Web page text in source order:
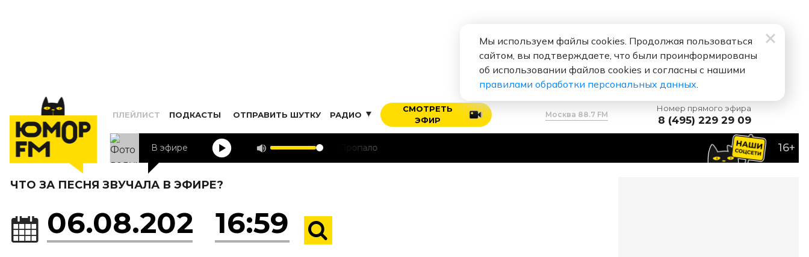
ПЛЕЙЛИСТ ПОДКАСТЫ ОТПРАВИТЬ ШУТКУ РАДИО
СМОТРЕТЬ
ЭФИР
Москва 88.7 FM
Номер прямого эфира
8 (495) 229 29 09
В эфире 16+
ЧТО ЗА ПЕСНЯ ЗВУЧАЛА В ЭФИРЕ?
Мы используем файлы cookies. Продолжая пользоваться
сайтом, вы подтверждаете, что были проинформированы
об использовании файлов cookies и согласны с нашими
правилами обработки персональных данных.